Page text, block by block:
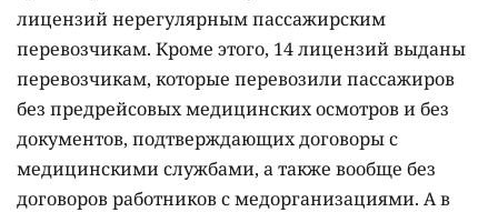
лицензий нерегулярным пассажирским
перевозчикам. Кроме этого, 14 лицензий выданы
перевозчикам, которые перевозили пассажиров
без предрейсовых медицинских осмотров и без
документов, подтверждающих договоры с
медицинскими службами, а также вообще без
договоров работников с медорганизациями. А в